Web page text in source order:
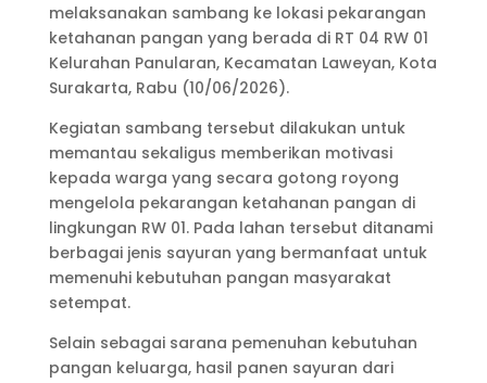
melaksanakan sambang ke lokasi pekarangan
ketahanan pangan yang berada di RT 04 RW 01
Kelurahan Panularan, Kecamatan Laweyan, Kota
Surakarta, Rabu (10/06/2026).
Kegiatan sambang tersebut dilakukan untuk
memantau sekaligus memberikan motivasi
kepada warga yang secara gotong royong
mengelola pekarangan ketahanan pangan di
lingkungan RW 01. Pada lahan tersebut ditanami
berbagai jenis sayuran yang bermanfaat untuk
memenuhi kebutuhan pangan masyarakat
setempat.
Selain sebagai sarana pemenuhan kebutuhan
pangan keluarga, hasil panen sayuran dari